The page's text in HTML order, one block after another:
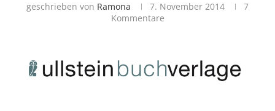
geschrieben von Ramona 7. November 2014
7
Kommentare